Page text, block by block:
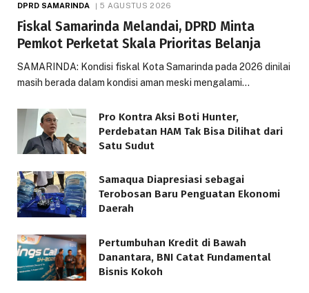
DPRD SAMARINDA 5 AGUSTUS 2026
Fiskal Samarinda Melandai, DPRD Minta
Pemkot Perketat Skala Prioritas Belanja
SAMARINDA: Kondisi fiskal Kota Samarinda pada 2026 dinilai
masih berada dalam kondisi aman meski mengalami…
Pro Kontra Aksi Boti Hunter,
Perdebatan HAM Tak Bisa Dilihat dari
Satu Sudut
Samaqua Diapresiasi sebagai
Terobosan Baru Penguatan Ekonomi
Daerah
Pertumbuhan Kredit di Bawah
Danantara, BNI Catat Fundamental
Bisnis Kokoh